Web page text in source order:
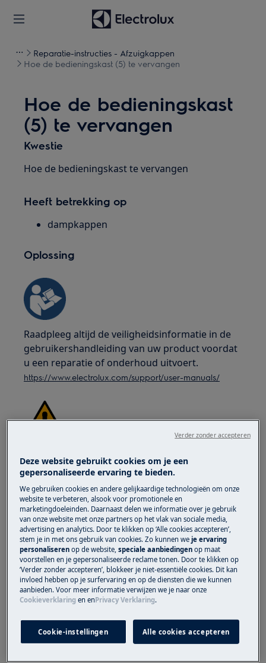
Reparatie-instructies - Afzuigkappen
Hoe de bedieningskast (5) te vervangen
Hoe de bedieningskast
(5) te vervangen
Kwestie
Hoe de bedieningskast te vervangen
Heeft betrekking op
dampkappen
Oplossing
Raadpleeg altijd de veiligheidsinformatie in de
gebruikershandleiding van uw product voordat
u een reparatie of onderhoud uitvoert.
https://www.electrolux.com/support/user-manuals/
SCHOK
Schakel het apparaat uit en trek de stekker uit
het stopcontact voordat u enige reparatie of
onderhoud uitvoert.
Deze website gebruikt cookies om je een
gepersonaliseerde ervaring te bieden.
We gebruiken cookies en andere gelijkaardige technologieën om onze
website te verbeteren, alsook voor promotionele en
marketingdoeleinden. Daarnaast delen we informatie over je gebruik
van onze website met onze partners op het vlak van sociale media,
advertising en analytics. Door te klikken op ‘Alle cookies accepteren’,
stem je in met ons gebruik van cookies. Zo kunnen weje ervaring
personaliseren op de website,speciale aanbiedingen op maat
voorstellen en je gepersonaliseerde reclame tonen. Door te klikken op
‘Verder zonder accepteren’, blokkeer je niet-essentiële cookies. Dit kan
invloed hebben op je surfervaring en op de diensten die we kunnen
aanbieden. Voor meer informatie verwijzen we je naar onze
Cookieverklaring enenPrivacy Verklaring.
Cookie-instellingen Alle cookies accepteren
Verder zonder accepteren